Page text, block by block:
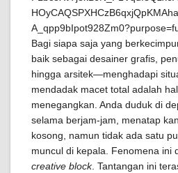
Bagi siapa saja yang
baik sebagai desainer grafis,
hingga arsitek—menghadapi
mendadak macet total adalah
menegangkan. Anda duduk di
selama berjam-jam, menatap
kosong, namun tidak ada satu
muncul di kepala. Fenomena ini
creative block. Tantangan ini